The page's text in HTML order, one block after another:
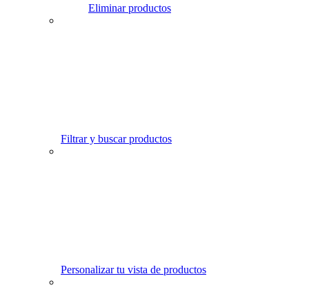
Eliminar productos
Filtrar y buscar productos
Personalizar tu vista de productos